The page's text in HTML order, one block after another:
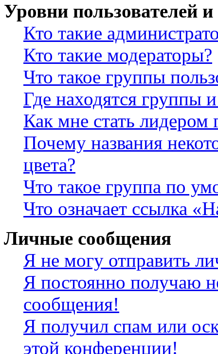
Уровни пользователей
Кто такие
Кто такие модераторы?
Что такое группы
Где находятся группы
Как мне стать лидером
Почему названия
цвета?
Что такое группа по
Что означает ссылка
Личные сообщения
Я не могу отправить
Я постоянно получаю
сообщения!
Я получил спам или
этой конференции!